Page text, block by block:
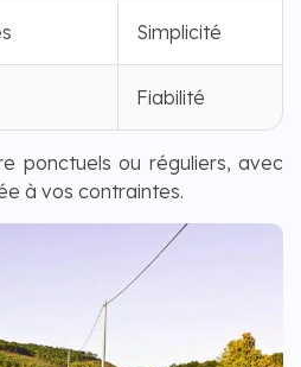
Simplicité
Fiabilité
ponctuels ou réguliers, avec
à vos contraintes.